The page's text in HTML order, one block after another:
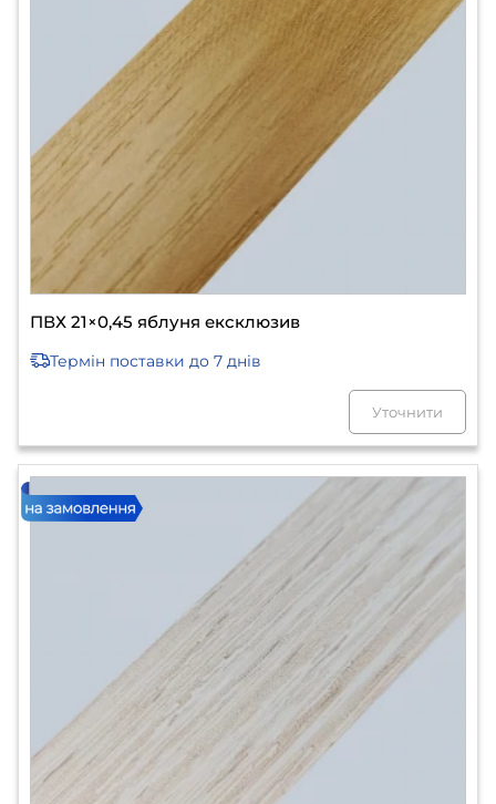
ПВХ 21×0,45 яблуня ексклюзив
Термін поставки до 7 днів
Уточнити